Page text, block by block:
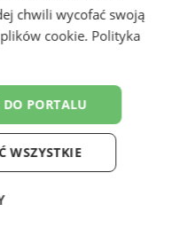
wystawy
chwili wycofać swoją
cookie. Polityka
DO PORTALU
WSZYSTKIE